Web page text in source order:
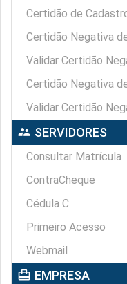
Certidão de
Certidão Negativa
Validar Certidão
Certidão Negativa
Validar Certidão
supervisor_account SERVIDORES
Consultar Matrícula
ContraCheque
Cédula C
Primeiro Acesso
Webmail
card_travel EMPRESA